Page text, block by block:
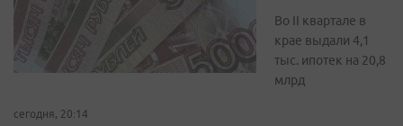
Во II квартале в
крае выдали 4,1
тыс. ипотек на 20,8
млрд
сегодня, 20:14